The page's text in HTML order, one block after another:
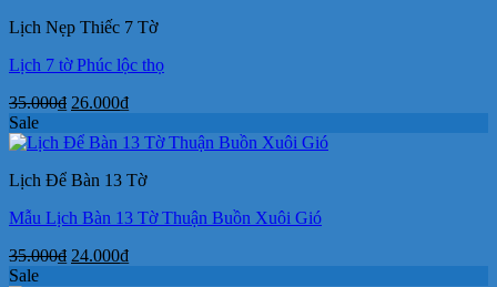
24.000₫.
Lịch Nẹp Thiếc 7 Tờ
Lịch 7 tờ Phúc lộc thọ
35.000₫ Giá
là:
26.000₫Giá
tại
26.000₫.
Sale
Lịch Để Bàn 13 Tờ
Mẫu Lịch Bàn 13 Tờ Thuận Buồn Xuôi Gió
35.000₫ Giá
24.000₫Giá
Sale